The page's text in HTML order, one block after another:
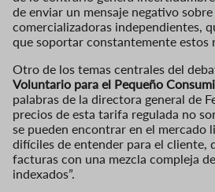
de enviar un mensaje negativo
comercializadoras independientes,
que soportar constantemente estos
Otro de los temas centrales del
Voluntario para el Pequeño
palabras de la directora general de
precios de esta tarifa regulada no
se pueden encontrar en el mercado
difíciles de entender para el cliente,
facturas con una mezcla compleja
indexados”.